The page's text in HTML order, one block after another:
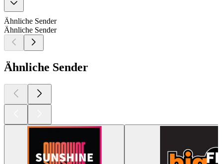
Ähnliche Sender
Ähnliche Sender
Ähnliche Sender